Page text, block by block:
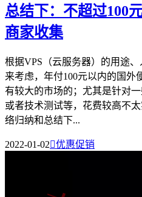
总结下：不超过100
商家收集
根据VPS（云服务器）的用途
来考虑，年付100元以内的国外
有较大的市场的；尤其是针对
或者技术测试等，花费较高不
络归纳和总结下...
2022-01-02优惠促销